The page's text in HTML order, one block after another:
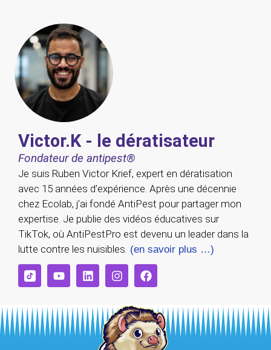
Victor.K - le dératisateur
Fondateur de antipest®
Je suis Ruben Victor Krief, expert en dératisation
avec 15 années d’expérience. Après une décennie
chez Ecolab, j’ai fondé AntiPest pour partager mon
expertise. Je publie des vidéos éducatives sur
TikTok, où AntiPestPro est devenu un leader dans la
lutte contre les nuisibles. (en savoir plus …)